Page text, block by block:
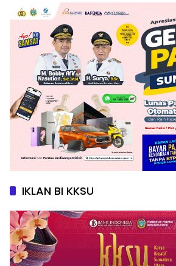
IKLAN BI KKSU